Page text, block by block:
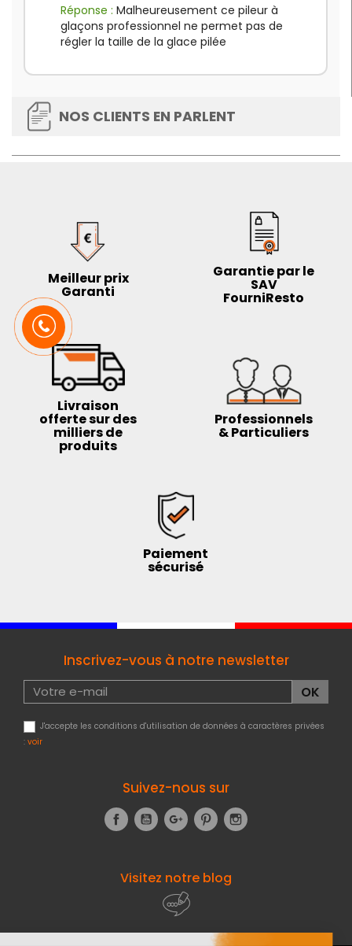
Réponse : Malheureusement ce pileur à
glaçons professionnel ne permet pas de
régler la taille de la glace pilée
NOS CLIENTS EN PARLENT
Meilleur prix
Garanti
Garantie par le
SAV
FourniResto
Livraison
offerte sur des
milliers de
produits
Professionnels
& Particuliers
Paiement
sécurisé
Inscrivez-vous à notre newsletter
J'accepte les conditions d'utilisation de données à caractères privées
: voir
Suivez-nous sur
FacebookYouTubeGoogle+Pinterest
Visitez notre blog